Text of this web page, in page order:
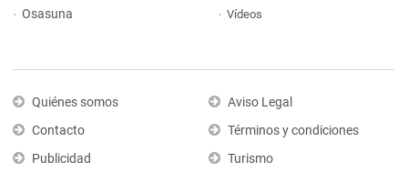
Osasuna
Vídeos
Quiénes somos
Contacto
Publicidad
Aviso Legal
Términos y condiciones
Turismo